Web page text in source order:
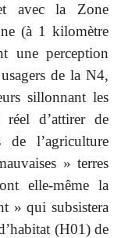
avec la Zone
(à 1 kilomètre
une perception
de la N4,
sillonnant les
d’attirer de
de l’agriculture
» terres
elle-même la
» qui subsistera
(H01) de